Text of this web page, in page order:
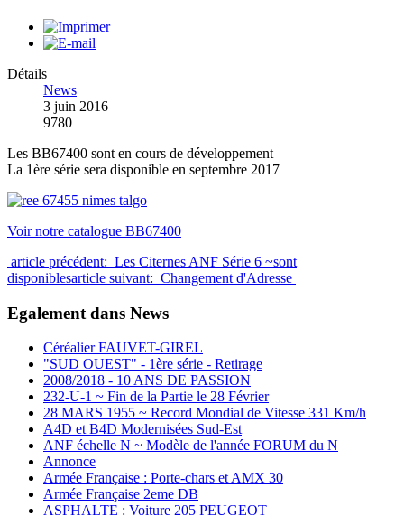
Détails
News
3 juin 2016
9780
Les BB67400 sont en cours de développement
La 1ère série sera disponible en septembre 2017
Voir notre catalogue BB67400
article précédent: Les Citernes ANF Série 6 ~sont
disponiblesarticle suivant: Changement d'Adresse
Egalement dans News
Céréalier FAUVET-GIREL
"SUD OUEST" - 1ère série - Retirage
2008/2018 - 10 ANS DE PASSION
232-U-1 ~ Fin de la Partie le 28 Février
28 MARS 1955 ~ Record Mondial de Vitesse 331 Km/h
A4D et B4D Modernisées Sud-Est
ANF échelle N ~ Modèle de l'année FORUM du N
Annonce
Armée Française : Porte-chars et AMX 30
Armée Française 2eme DB
ASPHALTE : Voiture 205 PEUGEOT